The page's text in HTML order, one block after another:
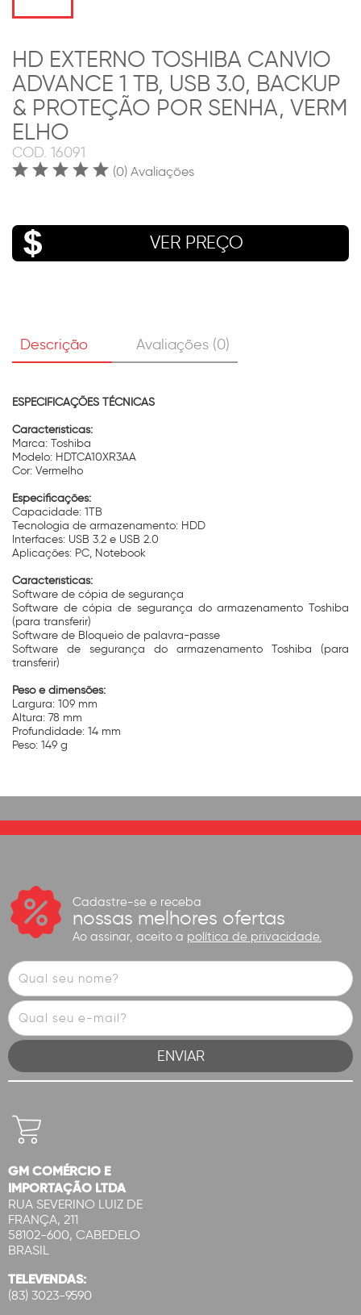
HD EXTERNO TOSHIBA CANVIO
ADVANCE 1 TB, USB 3.0, BACKUP
& PROTEÇÃO POR SENHA, VERM
ELHO
COD. 16091
(0) Avaliações
VER PREÇO
Descrição Avaliações (0)
ESPECIFICAÇÕES TÉCNICAS
Características:
Marca: Toshiba
Modelo: HDTCA10XR3AA
Cor: Vermelho
Especificações:
Capacidade: 1TB
Tecnologia de armazenamento: HDD
Interfaces: USB 3.2 e USB 2.0
Aplicações: PC, Notebook
Características:
Software de cópia de segurança
Software de cópia de segurança do armazenamento Toshiba
(para transferir)
Software de Bloqueio de palavra-passe
Software de segurança do armazenamento Toshiba (para
transferir)
Peso e dimensões:
Largura: 109 mm
Altura: 78 mm
Profundidade: 14 mm
Peso: 149 g
Cadastre-se e receba
nossas melhores ofertas
Ao assinar, aceito a política de privacidade.
GM COMÉRCIO E
IMPORTAÇÃO LTDA
RUA SEVERINO LUIZ DE
FRANÇA, 211
58102-600, CABEDELO
BRASIL
TELEVENDAS:
(83) 3023-9590